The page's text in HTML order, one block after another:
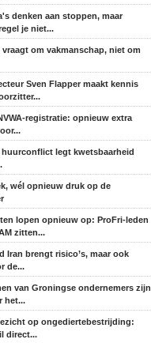
denken aan stoppen, maar
je niet...
om vakmanschap, niet om
Sven Flapper maakt kennis
registratie: opnieuw extra
huurconflict legt kwetsbaarheid
wél opnieuw druk op de
lopen opnieuw op: ProFri-leden
zitten...
Iran brengt risico’s, maar ook
de...
van Groningse ondernemers zijn
het...
op ongediertebestrijding:
direct...